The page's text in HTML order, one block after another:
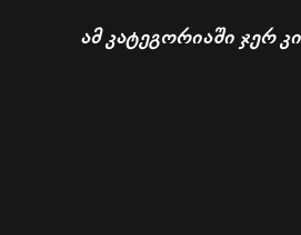
ამ კატეგორიაში ჯერ